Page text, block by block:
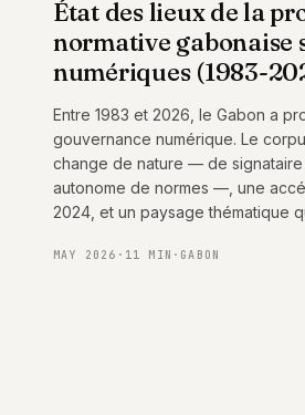
État des lieux de la
normative gabonaise
numériques (1983-
Entre 1983 et 2026, le Gabon a
gouvernance numérique. Le
change de nature — de
autonome de normes —, une
2024, et un paysage thématique
MAY 2026 · 11 MIN · GABON